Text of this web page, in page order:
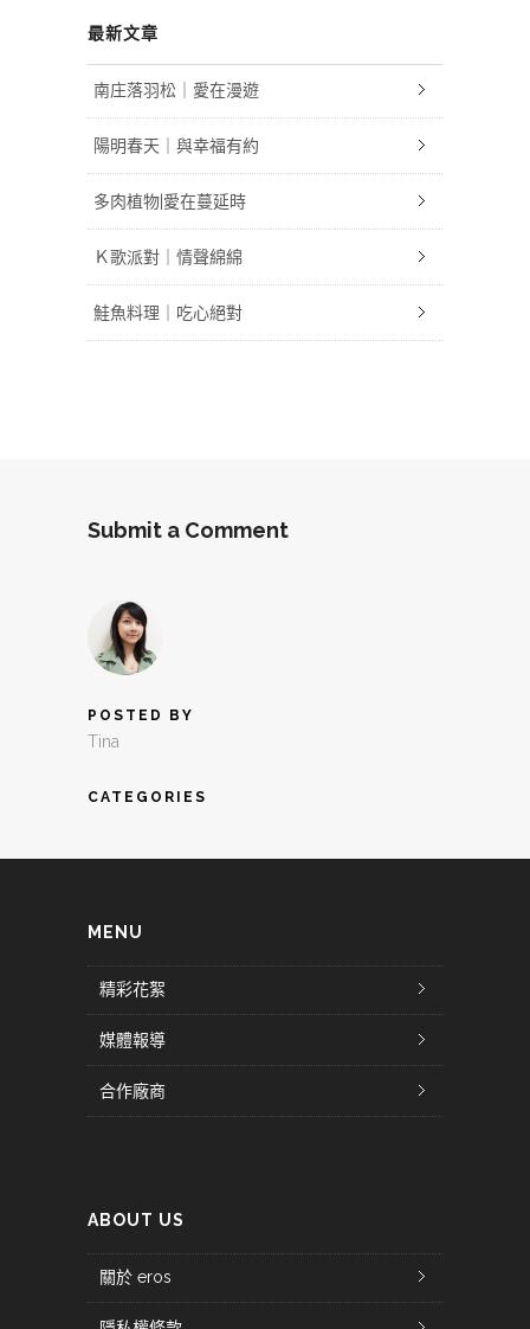
最新文章
南庄落羽松｜愛在漫遊
陽明春天｜與幸福有約
多肉植物|愛在蔓延時
Ｋ歌派對｜情聲綿綿
鮭魚料理｜吃心絕對
Submit a Comment
POSTED BY
Tina
CATEGORIES
MENU
精彩花絮
媒體報導
合作廠商
ABOUT US
關於 eros